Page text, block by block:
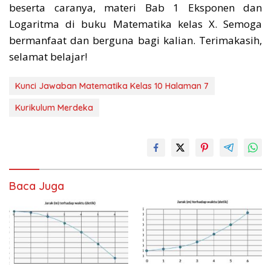
beserta caranya, materi Bab 1 Eksponen dan
Logaritma di buku Matematika kelas X. Semoga
bermanfaat dan berguna bagi kalian. Terimakasih,
selamat belajar!
Kunci Jawaban Matematika Kelas 10 Halaman 7
Kurikulum Merdeka
Baca Juga